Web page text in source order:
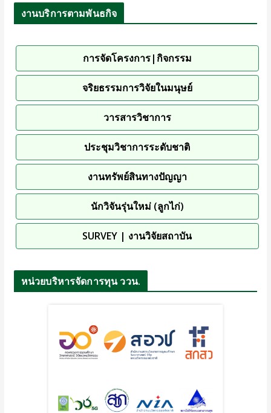
งานบริการตามพันธกิจ
การจัดโครงการ|กิจกรรม
จริยธรรมการวิจัยในมนุษย์
วารสารวิชาการ
ประชุมวิชาการระดับชาติ
งานทรัพย์สินทางปัญญา
นักวิจันรุ่นใหม่ (ลูกไก่)
SURVEY | งานวิจัยสถาบัน
หน่วยบริหารจัดการทุน ววน.